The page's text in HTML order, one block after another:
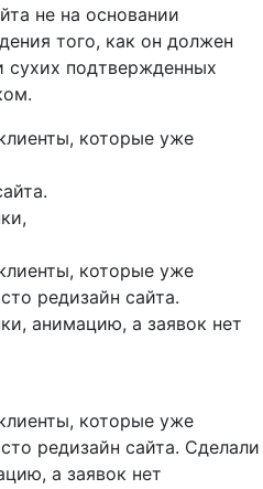
не на основании
того, как он должен
сухих подтвержденных
которые уже
которые уже
редизайн сайта.
анимацию, а заявок нет
которые уже
редизайн сайта. Сделали
а заявок нет